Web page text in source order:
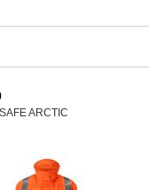
ARCTIC